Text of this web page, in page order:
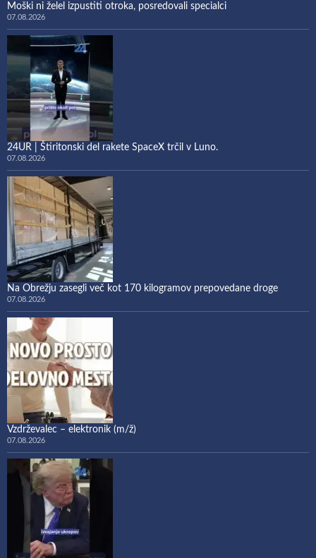
Moški ni želel izpustiti otroka, posredovali specialci
07.08.2026
24UR | Štiritonski del rakete SpaceX trčil v Luno.
07.08.2026
Na Obrežju zasegli več kot 170 kilogramov prepovedane droge
07.08.2026
Vzdrževalec – elektronik (m/ž)
07.08.2026